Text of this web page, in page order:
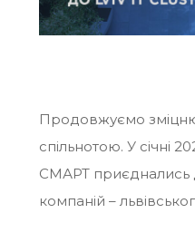
Продовжуємо
спільнотою. У січні
СМАРТ приєднались
компаній –